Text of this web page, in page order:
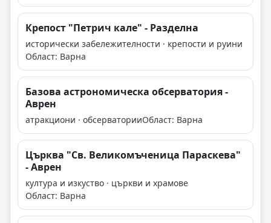
Крепост "Петрич кале" - Разделна
исторически забележителности · крепости и руини
Област: Варна
Базова астрономическа обсерватория -
Аврен
атракциони · обсерваторииОбласт: Варна
Църква "Св. Великомъченица Параскева"
- Аврен
култура и изкуство · църкви и храмове
Област: Варна